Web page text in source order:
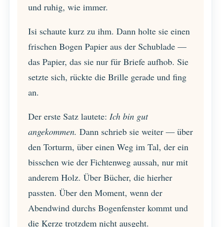
und ruhig, wie immer.
Isi schaute kurz zu ihm. Dann holte sie einen
frischen Bogen Papier aus der Schublade —
das Papier, das sie nur für Briefe aufhob. Sie
setzte sich, rückte die Brille gerade und fing
an.
Der erste Satz lautete: Ich bin gut
angekommen. Dann schrieb sie weiter — über
den Torturm, über einen Weg im Tal, der ein
bisschen wie der Fichtenweg aussah, nur mit
anderem Holz. Über Bücher, die hierher
passten. Über den Moment, wenn der
Abendwind durchs Bogenfenster kommt und
die Kerze trotzdem nicht ausgeht.